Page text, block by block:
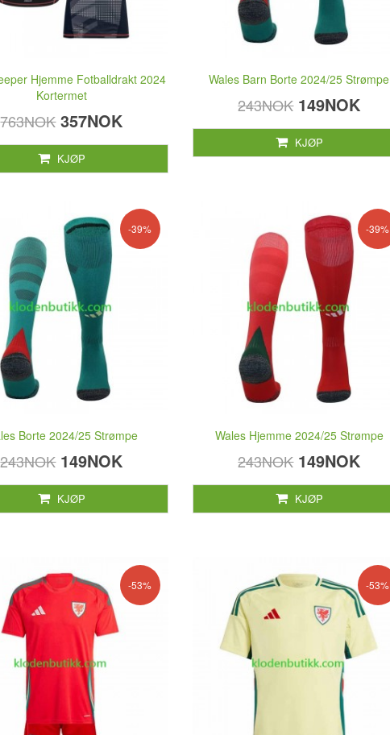
Hjemme Fotballdrakt 2024
Kortermet
763NOK 357NOK
KJØP
Wales Barn Borte 2024/25 Strømpe
243NOK 149NOK
KJØP
-39%
Borte 2024/25 Strømpe
243NOK 149NOK
KJØP
-39%
Wales Hjemme 2024/25 Strømpe
243NOK 149NOK
KJØP
-53% -53%